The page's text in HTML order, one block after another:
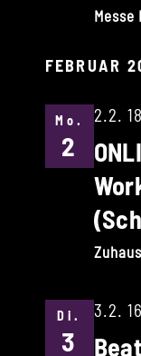
FEBRUAR
Mo.
2
2.2.
Di.
3
3.2.